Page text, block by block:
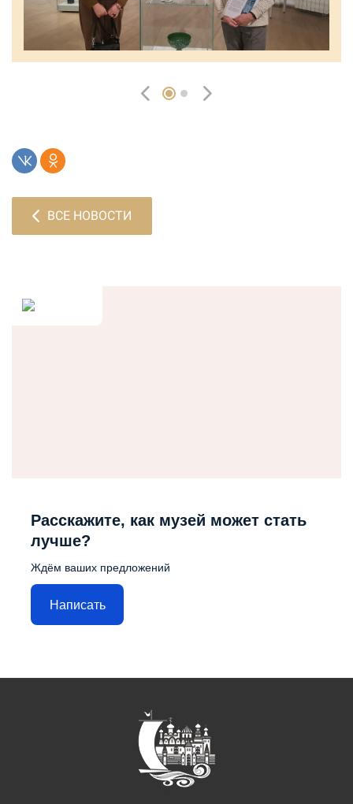
ВСЕ НОВОСТИ
Расскажите, как музей может стать
лучше?
Ждём ваших предложений
Написать